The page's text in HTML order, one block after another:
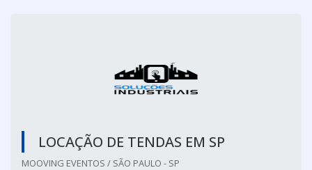
LOCAÇÃO DE TENDAS EM SP
MOOVING EVENTOS / SÃO PAULO - SP